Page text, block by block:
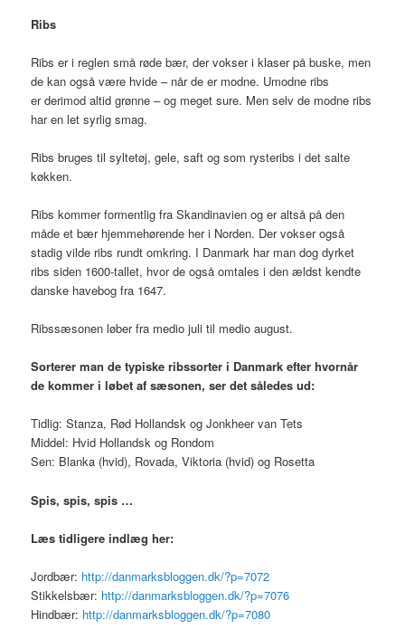
Ribs
Ribs er i reglen små røde bær, der vokser i klaser på buske, men
de kan også være hvide – når de er modne. Umodne ribs
er derimod altid grønne – og meget sure. Men selv de modne ribs
har en let syrlig smag.
Ribs bruges til syltetøj, gele, saft og som rysteribs i det salte
køkken.
Ribs kommer formentlig fra Skandinavien og er altså på den
måde et bær hjemmehørende her i Norden. Der vokser også
stadig vilde ribs rundt omkring. I Danmark har man dog dyrket
ribs siden 1600-tallet, hvor de også omtales i den ældst kendte
danske havebog fra 1647.
Ribssæsonen løber fra medio juli til medio august.
Sorterer man de typiske ribssorter i Danmark efter hvornår
de kommer i løbet af sæsonen, ser det således ud:
Tidlig: Stanza, Rød Hollandsk og Jonkheer van Tets
Middel: Hvid Hollandsk og Rondom
Sen: Blanka (hvid), Rovada, Viktoria (hvid) og Rosetta
Spis, spis, spis …
Læs tidligere indlæg her:
Jordbær: http://danmarksbloggen.dk/?p=7072
Stikkelsbær: http://danmarksbloggen.dk/?p=7076
Hindbær: http://danmarksbloggen.dk/?p=7080